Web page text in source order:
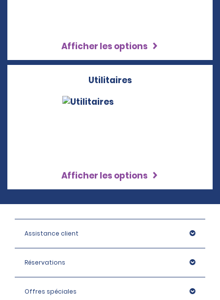
Afficher les options
Utilitaires
Afficher les options
Assistance client
Réservations
Offres spéciales